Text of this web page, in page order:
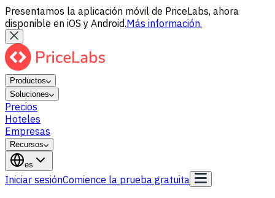
Presentamos la aplicación móvil de PriceLabs, ahora
disponible en iOS y Android.Más información.
Productos
Soluciones
Precios
Hoteles
Empresas
Recursos
es
Iniciar sesiónComience la prueba gratuita